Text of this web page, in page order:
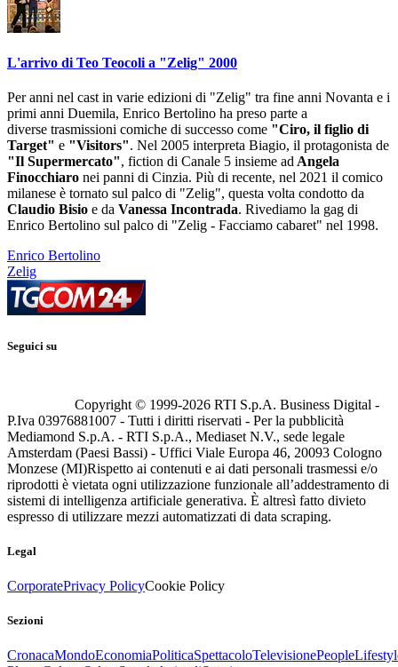
L'arrivo di Teo Teocoli a "Zelig" 2000
Per anni nel cast in varie edizioni di "Zelig" tra fine anni Novanta e i
primi anni Duemila, Enrico Bertolino ha preso parte a
diverse trasmissioni comiche di successo come "Ciro, il figlio di
Target" e "Visitors". Nel 2005 interpreta Biagio, il protagonista de
"Il Supermercato", fiction di Canale 5 insieme adAngela
Finocchiaro nei panni di Cinzia. Più di recente, nel 2021 il comico
milanese è tornato sul palco di "Zelig", questa volta condotto da
Claudio Bisio e da Vanessa Incontrada. Rivediamo la gag di
Enrico Bertolino sul palco di "Zelig - Facciamo cabaret" nel 1998.
Enrico Bertolino
Zelig
Seguici su
Copyright © 1999-2026 RTI S.p.A. Business Digital -
P.Iva 03976881007 - Tutti i diritti riservati - Per la pubblicità
Mediamond S.p.A. - RTI S.p.A., Mediaset N.V., sede legale
Amsterdam (Paesi Bassi) - Uffici Viale Europa 46, 20093 Cologno
Monzese (MI)Rispetto ai contenuti e ai dati personali trasmessi e/o
riprodotti è vietata ogni utilizzazione funzionale all’addestramento di
sistemi di intelligenza artificiale generativa. È altresì fatto divieto
espresso di utilizzare mezzi automatizzati di data scraping.
Legal
CorporatePrivacy PolicyCookie Policy
Sezioni
CronacaMondoEconomiaPoliticaSpettacoloTelevisionePeople